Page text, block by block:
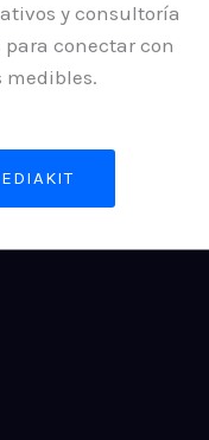
y consultoría
conectar con
medibles.